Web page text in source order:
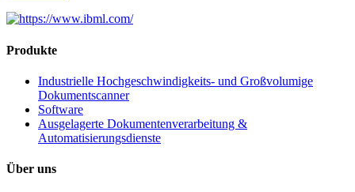
Produkte
Industrielle Hochgeschwindigkeits- und Großvolumige
Dokumentscanner
Software
Ausgelagerte Dokumentenverarbeitung &
Automatisierungsdienste
Über uns